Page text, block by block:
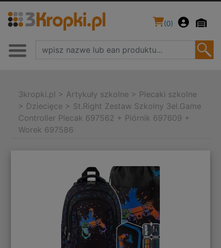
(0)
3kropki.pl > Artykuły szkolne > Plecaki szkolne
> Dziecięce > St.Right Zestaw Szkolny 3el.Game
Controller Plecak 697562 + Piórnik 697609 +
Worek 697586